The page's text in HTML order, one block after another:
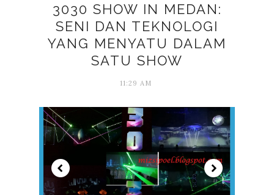
3030 SHOW IN MEDAN:
SENI DAN TEKNOLOGI
YANG MENYATU DALAM
SATU SHOW
11:29 AM